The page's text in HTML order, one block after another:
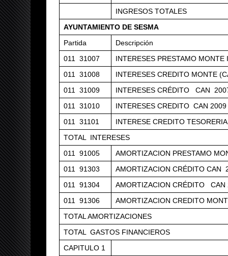
INGRESOS TOTALES
AYUNTAMIENTO DE SESMA
Partida
Descripción
011 31007
INTERESES PRESTAMO MONTE
011 31008
INTERESES CREDITO MONTE
011 31009
INTERESES CRÉDITO CAN
011 31010
INTERESES CREDITO CAN 2009
011 31101
INTERESE CREDITO TESORERIA
TOTAL INTERESES
011 91005
AMORTIZACION PRESTAMO
011 91303
AMORTIZACION CRÉDITO CAN
011 91304
AMORTIZACION CRÉDITO CAN
011 91306
AMORTIZACION CREDITO
TOTAL AMORTIZACIONES
TOTAL GASTOS FINANCIEROS
CAPITULO 1